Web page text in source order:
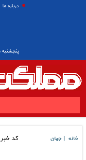
درباره ما
پنجشنبه ۱۵ مرداد ۱۴۰۵
خانه جهان کد خبر